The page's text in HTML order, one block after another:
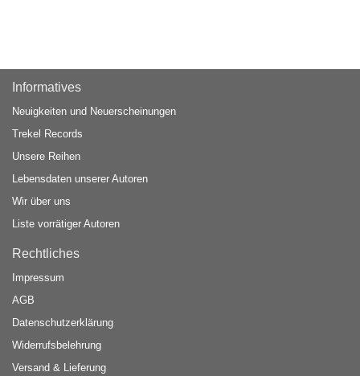
Informatives
Neuigkeiten und Neuerscheinungen
Trekel Records
Unsere Reihen
Lebensdaten unserer Autoren
Wir über uns
Liste vorrätiger Autoren
Rechtliches
Impressum
AGB
Datenschutzerklärung
Widerrufsbelehrung
Versand & Lieferung